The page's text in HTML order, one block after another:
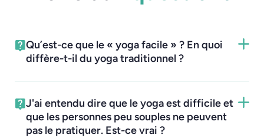
Qu’est-ce que le « yoga facile » ? En quoi
diffère-t-il du yoga traditionnel ?
J'ai entendu dire que le yoga est difficile et
que les personnes peu souples ne peuvent
pas le pratiquer. Est-ce vrai ?